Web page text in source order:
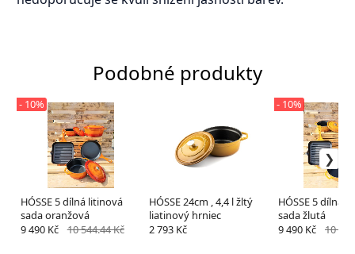
Podobné produkty
HÓSSE 5 dílná litinová
sada oranžová
- 10%
9 490 Kč 10 544.44 Kč
HÓSSE 24cm , 4,4 l žltý
liatinový hrniec
2 793 Kč
HÓSSE 5 dílná
sada žlutá
- 10%
9 490 Kč 10